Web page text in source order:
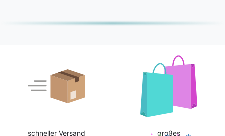
schneller Versand
großes